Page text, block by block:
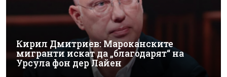
Кирил Дмитриев: Мароканските
мигранти искат да „благодарят“ на
Урсула фон дер Лайен